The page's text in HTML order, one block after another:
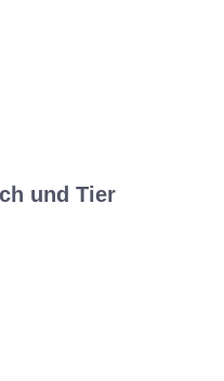
und Tier